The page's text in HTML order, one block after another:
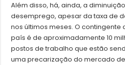
Além disso, há, ainda, a
desemprego, apesar da taxa de
nos últimos meses. O
país é de aproximadamente 10
postos de trabalho que estão
uma precarização do mercado